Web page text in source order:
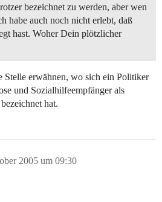
bezeichnet zu werden, aber wen
habe auch noch nicht erlebt, daß
hast. Woher Dein plötzlicher
Stelle erwähnen, wo sich ein Politiker
und Sozialhilfeempfänger als
hat.
2005 um 09:30